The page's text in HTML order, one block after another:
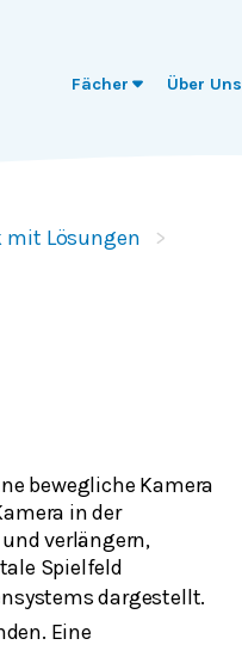
Fächer Über Uns
Lösungen
bewegliche Kamera
in der
verlängern,
Spielfeld
dargestellt.
Eine